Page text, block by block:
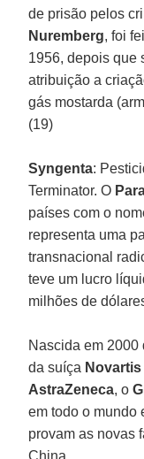
de prisão pelos
Nuremberg, foi
1956, depois que
atribuição a
gás mostarda
(19)
Syngenta:
Terminator. O
países com o
representa uma
transnacional
teve um lucro
milhões de
Nascida em
da suíça
AstraZeneca, o
em todo o mundo
provam as novas
China.